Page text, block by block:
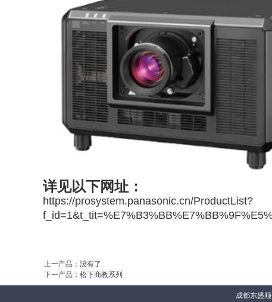
详见以下网址：
https://prosystem.panasonic.cn/ProductList?
上一产品 ：没有了
下一产品 ： 松下商教系列
成都东盛